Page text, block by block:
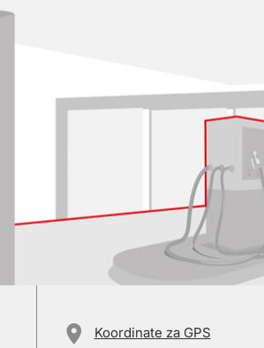
Koordinate za GPS